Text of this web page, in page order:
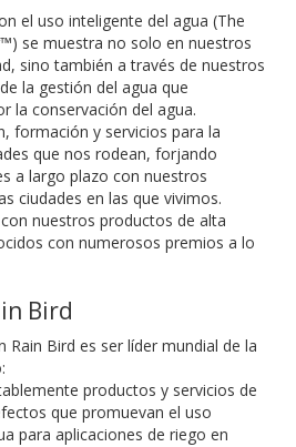
el uso inteligente del agua (The
se muestra no solo en nuestros
sino también a través de nuestros
la gestión del agua que
la conservación del agua.
formación y servicios para la
que nos rodean, forjando
a largo plazo con nuestros
ciudades en las que vivimos.
nuestros productos de alta
con numerosos premios a lo
Bird
Rain Bird es ser líder mundial de la
productos y servicios de
que promuevan el uso
para aplicaciones de riego en